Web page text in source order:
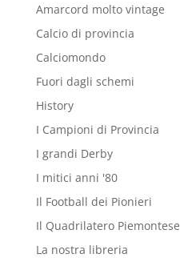
Amarcord molto vintage
Calcio di provincia
Calciomondo
Fuori dagli schemi
History
I Campioni di Provincia
I grandi Derby
I mitici anni '80
Il Football dei Pionieri
Il Quadrilatero Piemontese
La nostra libreria